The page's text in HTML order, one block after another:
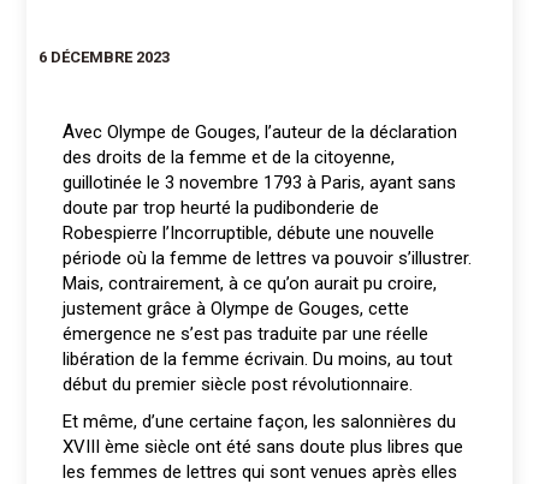
6 DÉCEMBRE 2023
Avec Olympe de Gouges, l’auteur de la déclaration
des droits de la femme et de la citoyenne,
guillotinée le 3 novembre 1793 à Paris, ayant sans
doute par trop heurté la pudibonderie de
Robespierre l’Incorruptible, débute une nouvelle
période où la femme de lettres va pouvoir s’illustrer.
Mais, contrairement, à ce qu’on aurait pu croire,
justement grâce à Olympe de Gouges, cette
émergence ne s’est pas traduite par une réelle
libération de la femme écrivain. Du moins, au tout
début du premier siècle post révolutionnaire.
Et même, d’une certaine façon, les salonnières du
XVIII ème siècle ont été sans doute plus libres que
les femmes de lettres qui sont venues après elles